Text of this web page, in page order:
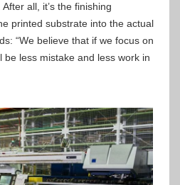
all, it’s the finishing
printed substrate into the actual
“We believe that if we focus on
less mistake and less work in